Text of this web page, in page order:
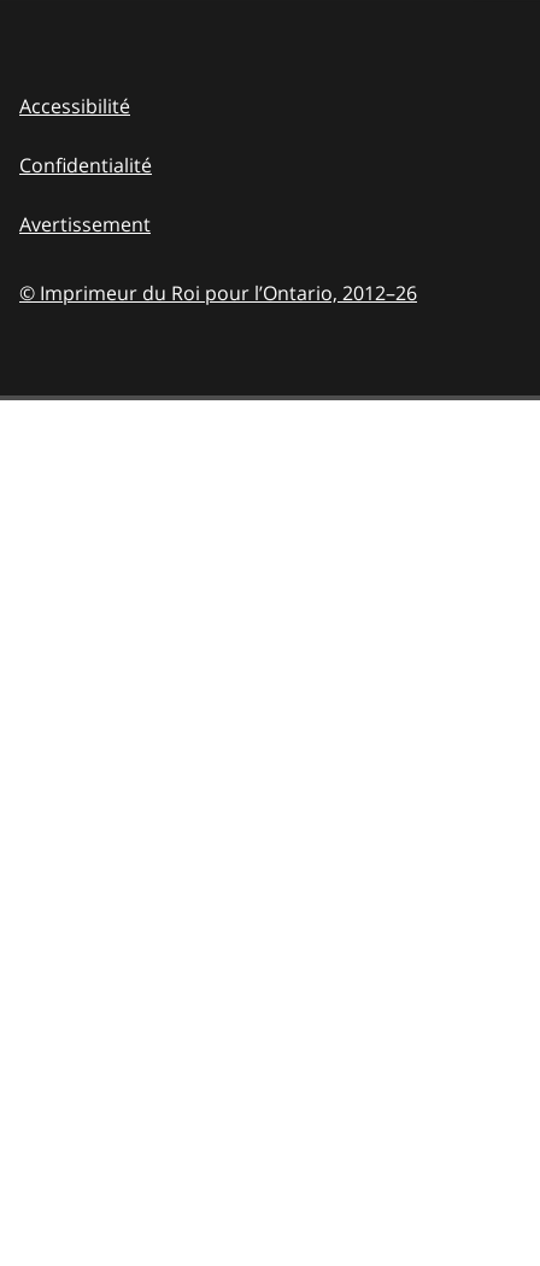
Accessibilité
Confidentialité
Avertissement
© Imprimeur du Roi pour l’Ontario, 2012–26